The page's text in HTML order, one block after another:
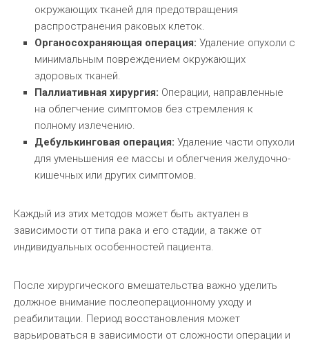
окружающих тканей для предотвращения
распространения раковых клеток.
Органосохраняющая операция: Удаление опухоли с
минимальным повреждением окружающих
здоровых тканей.
Паллиативная хирургия: Операции, направленные
на облегчение симптомов без стремления к
полному излечению.
Дебулькинговая операция: Удаление части опухоли
для уменьшения ее массы и облегчения желудочно-
кишечных или других симптомов.
Каждый из этих методов может быть актуален в
зависимости от типа рака и его стадии, а также от
индивидуальных особенностей пациента.
После хирургического вмешательства важно уделить
должное внимание послеоперационному уходу и
реабилитации. Период восстановления может
варьироваться в зависимости от сложности операции и